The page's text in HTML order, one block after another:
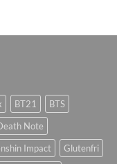
BT21
BTS
Note
Impact
Glutenfri